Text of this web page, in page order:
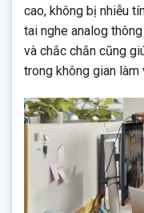
cao, không bị nhiễu
tai nghe analog
và chắc chắn cũng
trong không gian làm